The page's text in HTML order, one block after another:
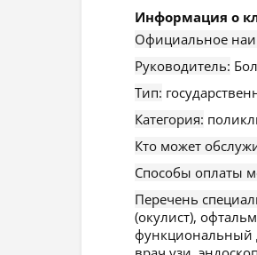
Информация о
Официальное
Руководитель:
Тип:
Категория:
Кто может
Способы оплаты
Перечень
(окулист),
функциональный